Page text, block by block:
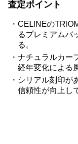
査定ポイント
CELINEの
るプレミアムバ
る。
ナチュラルカー
経年変化による
シリアル刻印が
信頼性が向上し